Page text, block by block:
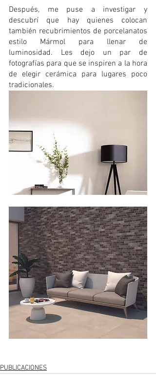
Después, me puse a investigar y
descubrí que hay quienes colocan
también recubrimientos de porcelanatos
estilo Mármol para llenar de
luminosidad. Les dejo un par de
fotografías para que se inspiren a la hora
de elegir cerámica para lugares poco
tradicionales.
PUBLICACIONES